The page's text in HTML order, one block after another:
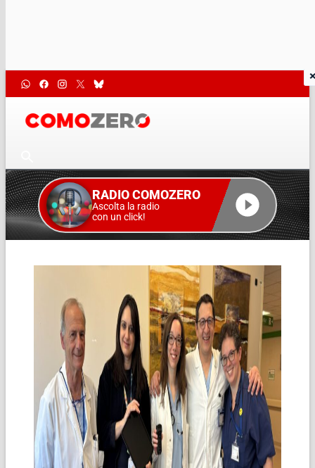
RADIO COMOZERO
Ascolta la radio
con un click!